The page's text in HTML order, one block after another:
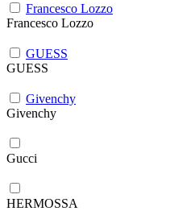
Francesco Lozzo
Francesco Lozzo
GUESS
GUESS
Givenchy
Givenchy
Gucci
HERMOSSA